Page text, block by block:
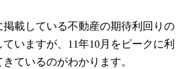
載している不動産の期待利回りの
いますが、11年10月をピークに利
ているのがわかります。